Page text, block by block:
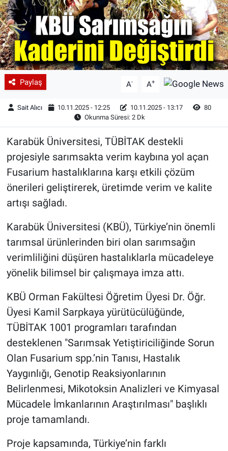
Paylaş A- A+
Sait Alıcı 10.11.2025 - 12:25 10.11.2025 - 13:17
80
Okunma Süresi: 2 Dk
Karabük Üniversitesi, TÜBİTAK destekli
projesiyle sarımsakta verim kaybına yol açan
Fusarium hastalıklarına karşı etkili çözüm
önerileri geliştirerek, üretimde verim ve kalite
artışı sağladı.
Karabük Üniversitesi (KBÜ), Türkiye’nin önemli
tarımsal ürünlerinden biri olan sarımsağın
verimliliğini düşüren hastalıklarla mücadeleye
yönelik bilimsel bir çalışmaya imza attı.
KBÜ Orman Fakültesi Öğretim Üyesi Dr. Öğr.
Üyesi Kamil Sarpkaya yürütücülüğünde,
TÜBİTAK 1001 programları tarafından
desteklenen "Sarımsak Yetiştiriciliğinde Sorun
Olan Fusarium spp.’nin Tanısı, Hastalık
Yaygınlığı, Genotip Reaksiyonlarının
Belirlenmesi, Mikotoksin Analizleri ve Kimyasal
Mücadele İmkanlarının Araştırılması" başlıklı
proje tamamlandı.
Proje kapsamında, Türkiye’nin farklı